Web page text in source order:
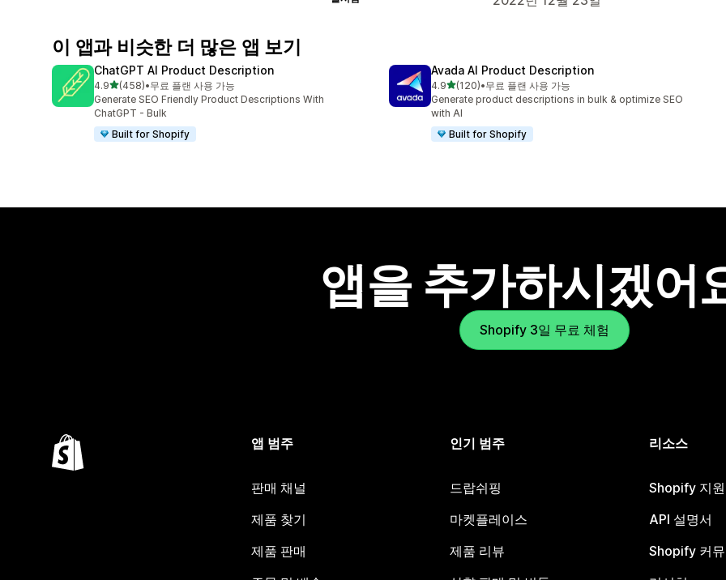
이 앱과 비슷한 더 많은 앱 보기
ChatGPT AI Product Description
4.9별 5개 중
(458)
총 리뷰 458개
•무료 플랜 사용 가능
Generate SEO Friendly Product Descriptions With
ChatGPT - Bulk
Built for Shopify
Avada AI Product Description
4.9별 5개 중
(120)
총 리뷰 120개
•무료 플랜 사용 가능
Generate product descriptions in bulk & optimize SEO
with AI
Built for Shopify
앱을 추가하시겠어
Shopify 3일 무료 체험
앱 범주
판매 채널
제품 찾기
제품 판매
인기 범주
드랍쉬핑
마켓플레이스
제품 리뷰
리소스
Shopify 지원
API 설명서
Shopify 커